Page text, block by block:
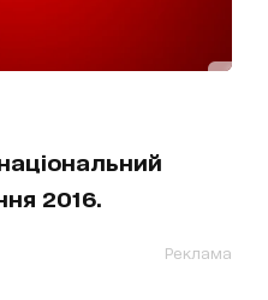
2016.
Реклама